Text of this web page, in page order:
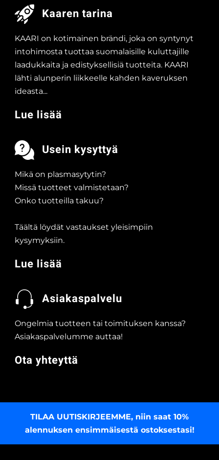
Kaaren tarina
KAARI on kotimainen brändi, joka on syntynyt
intohimosta tuottaa suomalaisille kuluttajille
laadukkaita ja edistyksellisiä tuotteita. KAARI
lähti alunperin liikkeelle kahden kaveruksen
ideasta...
Lue lisää
Usein kysyttyä
Mikä on plasmasytytin?
Missä tuotteet valmistetaan?
Onko tuotteilla takuu?
Täältä löydät vastaukset yleisimpiin
kysymyksiin.
Lue lisää
Asiakaspalvelu
Ongelmia tuotteen tai toimituksen kanssa?
Asiakaspalvelumme auttaa!
Ota yhteyttä
TILAA UUTISKIRJEEMME, niin saat 10%
alennuksen ensimmäisestä ostoksestasi!